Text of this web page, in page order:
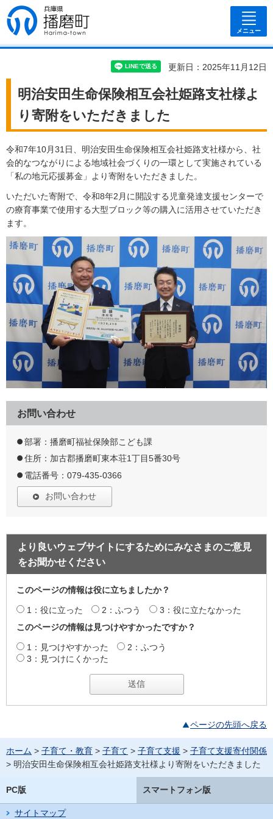
兵庫県 播磨
町
メニュー
更新日：2025年11月12日
明治安田生命保険相互会社姫路支社様よ
り寄附をいただきました
令和7年10月31日、明治安田生命保険相互会社姫路支社様から、社
会的なつながりによる地域社会づくりの一環として実施されている
「私の地元応援募金」より寄附をいただきました。
いただいた寄附で、令和8年2月に開設する児童発達支援センターで
の療育事業で使用する大型ブロック等の購入に活用させていただき
ます。
お問い合わせ
部署：播磨町福祉保険部こども課
住所：加古郡播磨町東本荘1丁目5番30号
電話番号：079-435-0366
お問い合わせ
より良いウェブサイトにするためにみなさまのご意見
をお聞かせください
このページの情報は役に立ちましたか？
1：役に立った 2：ふつう
3：役に立たなかった
このページの情報は見つけやすかったですか？
1：見つけやすかった
2：ふつう
3：見つけにくかった
ページの先頭へ戻る
ホーム > 子育て・教育 > 子育て > 子育て支援 > 子育て支援寄付関係
> 明治安田生命保険相互会社姫路支社様より寄附をいただきました
PC版 スマートフォン版
サイトマップ